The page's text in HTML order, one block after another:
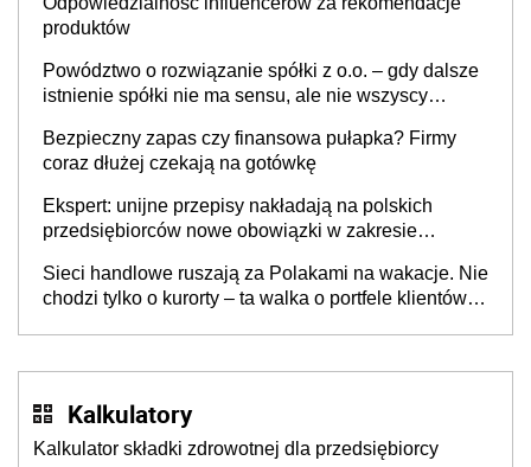
produktów
Powództwo o rozwiązanie spółki z o.o. – gdy dalsze
istnienie spółki nie ma sensu, ale nie wszyscy
Bezpieczny zapas czy finansowa pułapka? Firmy
coraz dłużej czekają na gotówkę
Ekspert: unijne przepisy nakładają na polskich
przedsiębiorców nowe obowiązki w zakresie
Sieci handlowe ruszają za Polakami na wakacje. Nie
chodzi tylko o kurorty – ta walka o portfele klientów
Kalkulatory
Kalkulator składki zdrowotnej dla przedsiębiorcy